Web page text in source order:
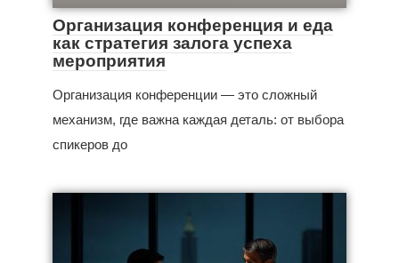
Организация конференция и еда
как стратегия залога успеха
мероприятия
Организация конференции — это сложный
механизм, где важна каждая деталь: от выбора
спикеров до